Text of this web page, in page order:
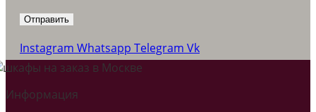
Instagram Whatsapp Telegram Vk
Информация